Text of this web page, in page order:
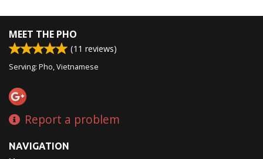
MEET THE PHO
(11 reviews)
Serving: Pho, Vietnamese
Report a problem
NAVIGATION